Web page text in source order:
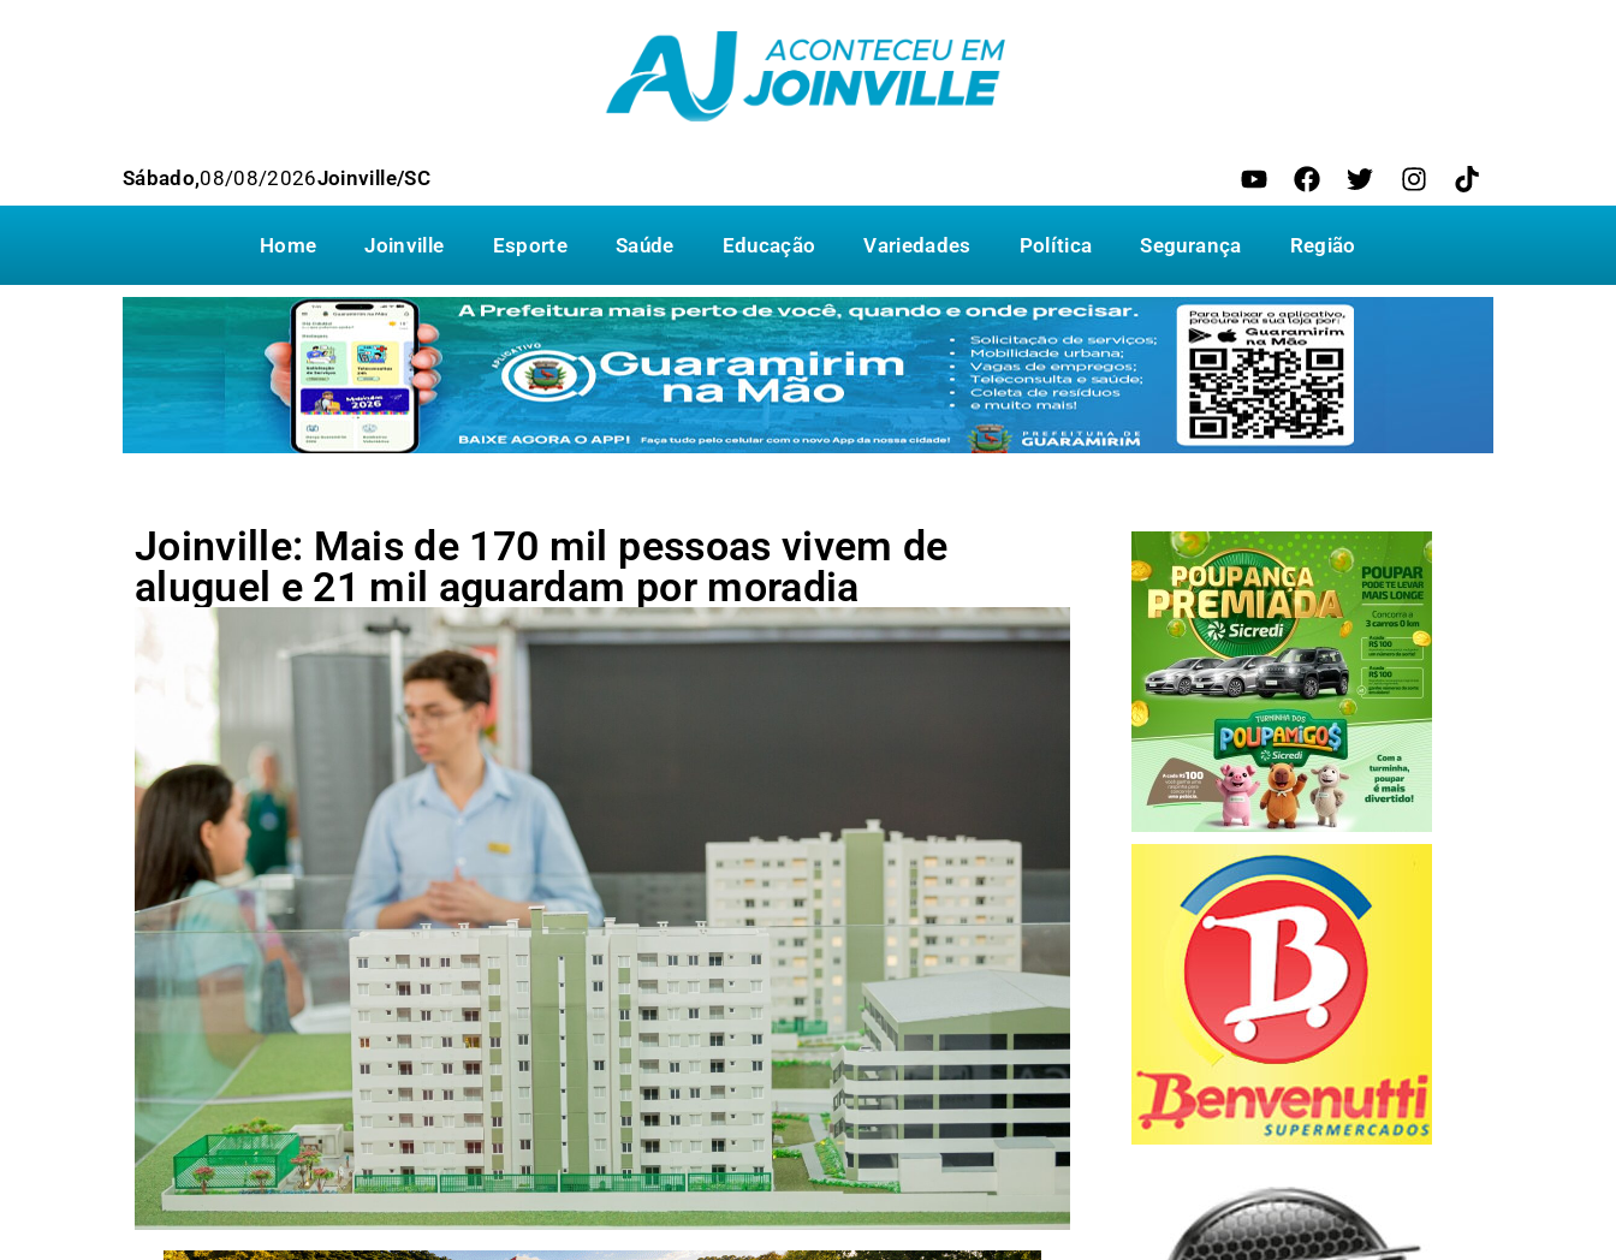
Sábado,08/08/2026Joinville/SC
Home Joinville Esporte Saúde Educação Variedades Política Segurança Região
Joinville: Mais de 170 mil pessoas vivem de
aluguel e 21 mil aguardam por moradia